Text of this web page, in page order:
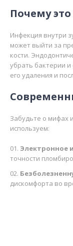
Почему
Инфекция внутри
может выйти за
кости.
убрать бактерии
его удаления и
Забудьте о мифах
используем:
Электронное
точности
дискомфорта во